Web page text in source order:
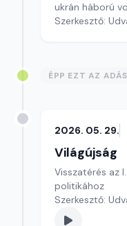
ukrán háború
Szerkesztő:
ÉPP EZT AZ
2026. 05. 29.
Világújság
Visszatérés az
politikához
Szerkesztő: